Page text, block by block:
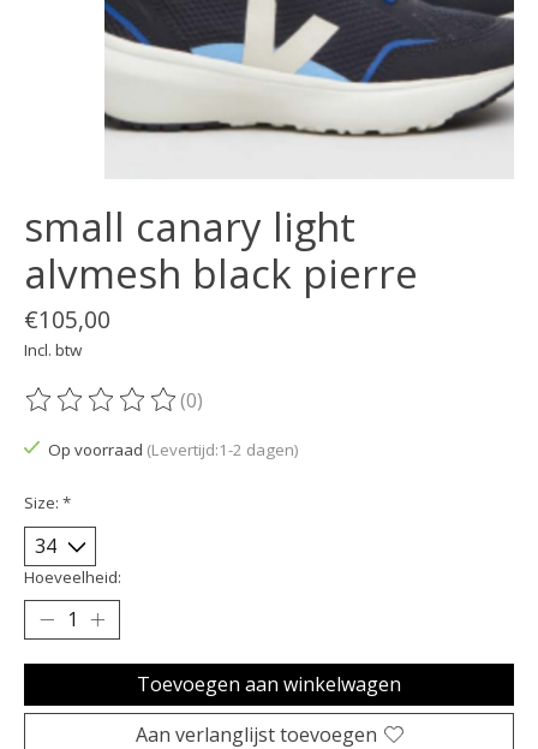
small canary light
alvmesh black pierre
€105,00
Incl. btw
De beoordeling van dit product is
(0)
Op voorraad (Levertijd:1-2 dagen)
Size: *
Hoeveelheid:
Toevoegen aan winkelwagen
Aan verlanglijst toevoegen